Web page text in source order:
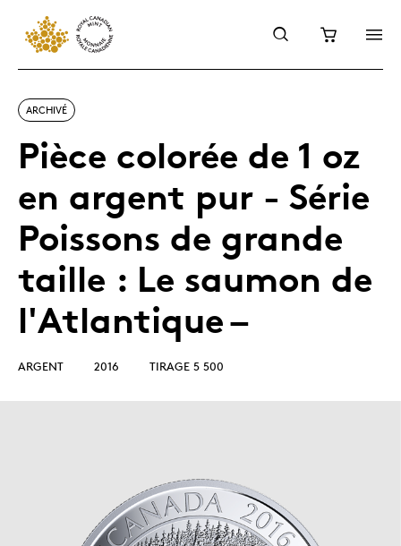
ARCHIVÉ
Pièce colorée de 1 oz
en argent pur - Série
Poissons de grande
taille : Le saumon de
l'Atlantique –
ARGENT 2016 TIRAGE 5 500